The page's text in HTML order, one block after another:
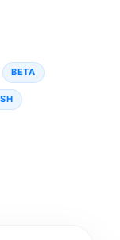
BETA